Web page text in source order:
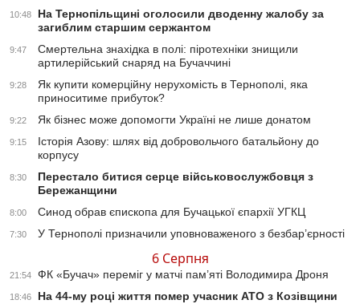
10:48
На Тернопільщині оголосили дводенну жалобу за
загиблим старшим сержантом
9:47
Смертельна знахідка в полі: піротехніки знищили
артилерійський снаряд на Бучаччині
9:28
Як купити комерційну нерухомість в Тернополі, яка
приноситиме прибуток?
9:22 Як бізнес може допомогти Україні не лише донатом
9:15
Історія Азову: шлях від добровольчого батальйону до
корпусу
8:30
Перестало битися серце військовослужбовця з
Бережанщини
8:00 Синод обрав єпископа для Бучацької єпархії УГКЦ
7:30 У Тернополі призначили уповноваженого з безбар’єрності
6 Серпня
21:54 ФК «Бучач» переміг у матчі пам’яті Володимира Дроня
18:46 На 44-му році життя помер учасник АТО з Козівщини